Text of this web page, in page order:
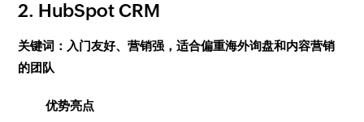
2. HubSpot CRM
关键词：入门友好、营销强，适合偏重海外询盘和内容营销
的团队
优势亮点